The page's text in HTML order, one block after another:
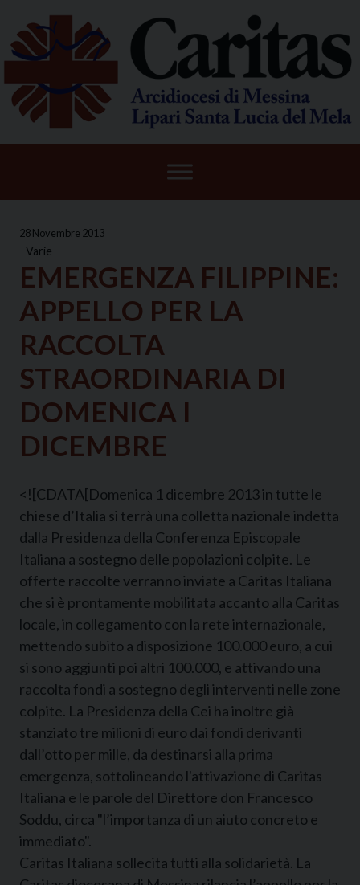
content
28 Novembre 2013
Varie
EMERGENZA FILIPPINE:
APPELLO PER LA
RACCOLTA
STRAORDINARIA DI
DOMENICA I
DICEMBRE
<![CDATA[Domenica 1 dicembre 2013 in tutte le
chiese d’Italia si terrà una colletta nazionale indetta
dalla Presidenza della Conferenza Episcopale
Italiana a sostegno delle popolazioni colpite. Le
offerte raccolte verranno inviate a Caritas Italiana
che si è prontamente mobilitata accanto alla Caritas
locale, in collegamento con la rete internazionale,
mettendo subito a disposizione 100.000 euro, a cui
si sono aggiunti poi altri 100.000, e attivando una
raccolta fondi a sostegno degli interventi nelle zone
colpite. La Presidenza della Cei ha inoltre già
stanziato tre milioni di euro dai fondi derivanti
dall’otto per mille, da destinarsi alla prima
emergenza, sottolineando l'attivazione di Caritas
Italiana e le parole del Direttore don Francesco
Soddu, circa "l’importanza di un aiuto concreto e
immediato".
Caritas Italiana sollecita tutti alla solidarietà. La